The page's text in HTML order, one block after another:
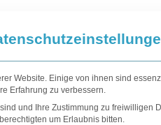
Website. Einige von ihnen sind
Erfahrung zu verbessern.
und Ihre Zustimmung zu freiwilligen
um Erlaubnis bitten.